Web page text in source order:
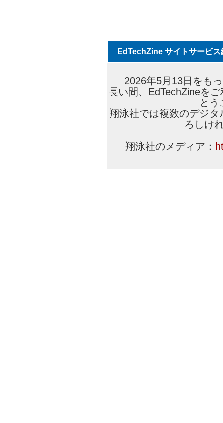
EdTechZine サイトサービス
2026年5月13日をも
長い間、EdTechZineを
とう
翔泳社では複数のデジ
ろしけ
翔泳社のメディア：